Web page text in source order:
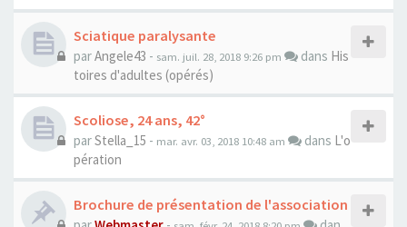
Sciatique paralysante
parAngele43 - sam. juil. 28, 2018 9:26 pm dans His
toires d'adultes (opérés)
Scoliose, 24 ans, 42°
parStella_15 - mar. avr. 03, 2018 10:48 am dans L'o
pération
Brochure de présentation de l'association